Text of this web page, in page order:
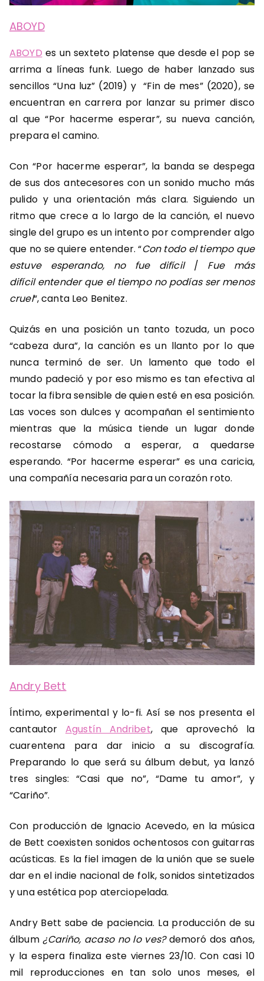
ABOYD
ABOYD es un sexteto platense que desde el pop se
arrima a líneas funk. Luego de haber lanzado sus
sencillos “Una luz” (2019) y “Fin de mes” (2020), se
encuentran en carrera por lanzar su primer disco
al que “Por hacerme esperar”, su nueva canción,
prepara el camino.
Con “Por hacerme esperar”, la banda se despega
de sus dos antecesores con un sonido mucho más
pulido y una orientación más clara. Siguiendo un
ritmo que crece a lo largo de la canción, el nuevo
single del grupo es un intento por comprender algo
que no se quiere entender. “Con todo el tiempo que
estuve esperando, no fue difícil / Fue más
difícil entender que el tiempo no podías ser menos
cruel“, canta Leo Benitez.
Quizás en una posición un tanto tozuda, un poco
“cabeza dura”, la canción es un llanto por lo que
nunca terminó de ser. Un lamento que todo el
mundo padeció y por eso mismo es tan efectiva al
tocar la fibra sensible de quien esté en esa posición.
Las voces son dulces y acompañan el sentimiento
mientras que la música tiende un lugar donde
recostarse cómodo a esperar, a quedarse
esperando. “Por hacerme esperar” es una caricia,
una compañía necesaria para un corazón roto.
Andry Bett
Íntimo, experimental y lo-fi. Así se nos presenta el
cantautor Agustín Andribet, que aprovechó la
cuarentena para dar inicio a su discografía.
Preparando lo que será su álbum debut, ya lanzó
tres singles: “Casi que no”, “Dame tu amor”, y
“Cariño”.
Con producción de Ignacio Acevedo, en la música
de Bett coexisten sonidos ochentosos con guitarras
acústicas. Es la fiel imagen de la unión que se suele
dar en el indie nacional de folk, sonidos sintetizados
y una estética pop aterciopelada.
Andry Bett sabe de paciencia. La producción de su
álbum¿Cariño, acaso no lo ves?demoró dos años,
y la espera finaliza este viernes 23/10. Con casi 10
mil reproducciones en tan solo unos meses, el